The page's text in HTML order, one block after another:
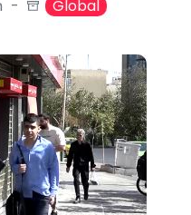
Global